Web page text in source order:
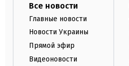
Все новости
Главные новости
Новости Украины
Прямой эфир
Видеоновости